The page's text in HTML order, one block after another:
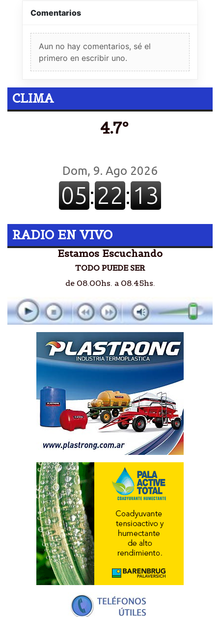
Comentarios
Aun no hay comentarios, sé el
primero en escribir uno.
CLIMA
4.7º
RADIO EN VIVO
Estamos Escuchando
TODO PUEDE SER
de 08.00hs. a 08.45hs.